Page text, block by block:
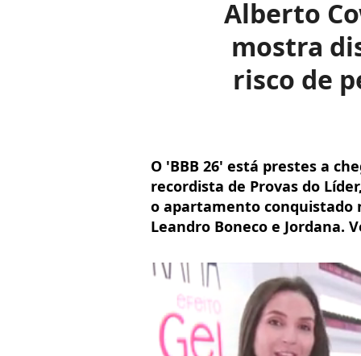
Alberto
mostra
risco de
O 'BBB 26' está prestes a
recordista de Provas do
o apartamento
Leandro Boneco e Jordana.